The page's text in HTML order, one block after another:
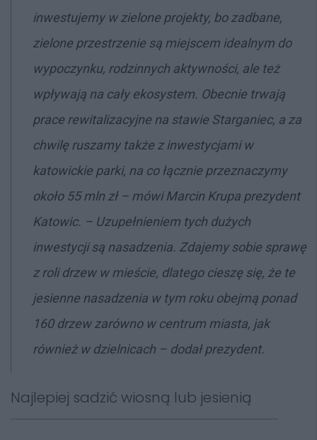
inwestujemy w zielone projekty, bo zadbane,
zielone przestrzenie są miejscem idealnym do
wypoczynku, rodzinnych aktywności, ale też
wpływają na cały ekosystem. Obecnie trwają
prace rewitalizacyjne na stawie Starganiec, a za
chwilę ruszamy także z inwestycjami w
katowickie parki, na co łącznie przeznaczymy
około 55 mln zł– mówi Marcin Krupa prezydent
Katowic. – Uzupełnieniem tych dużych
inwestycji są nasadzenia. Zdajemy sobie sprawę
z roli drzew w mieście, dlatego cieszę się, że te
jesienne nasadzenia w tym roku obejmą ponad
160 drzew zarówno w centrum miasta, jak
również w dzielnicach – dodał prezydent.
Najlepiej sadzić wiosną lub jesienią